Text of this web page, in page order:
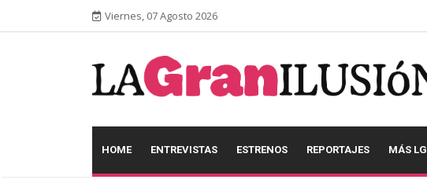
Viernes, 07 Agosto 2026
HOME ENTREVISTAS ESTRENOS REPORTAJES MÁS